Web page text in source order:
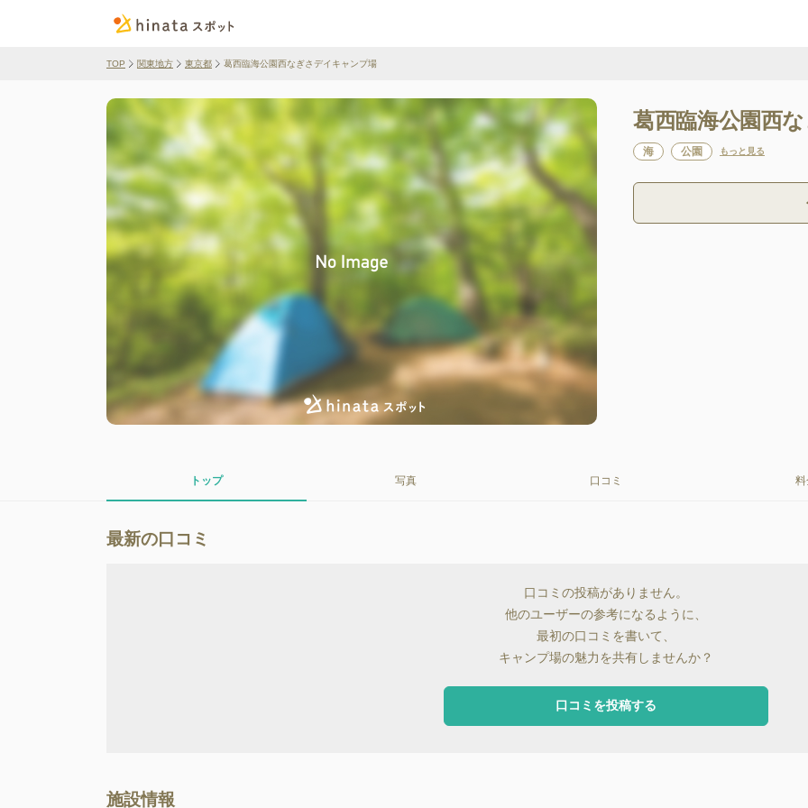
TOP 関東地方 東京都 葛西臨海公園西なぎさデイキャンプ場
葛西臨海公園西
海 公園 もっと見る
トップ 写真 口コミ 料
最新の口コミ
口コミの投稿がありません。
他のユーザーの参考になるように、
最初の口コミを書いて、
キャンプ場の魅力を共有しませんか？
口コミを投稿する
施設情報